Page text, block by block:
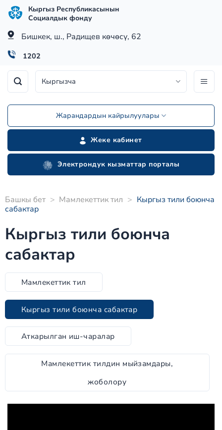
Skip
content
Кыргыз Республикасынын
Социалдык фонду
Бишкек, ш., Радищев көчөсү, 62
1202
Кыргызча
Жарандардын кайрылуулары
Жеке кабинет
Электрондук кызматтар порталы
Башкы бет > Мамлекеттик тил > Кыргыз тили боюнча
сабактар
Кыргыз тили боюнча
сабактар
Мамлекеттик тил
Кыргыз тили боюнча сабактар
Аткарылган иш-чаралар
Мамлекеттик тилдин мыйзамдары,
жоболору